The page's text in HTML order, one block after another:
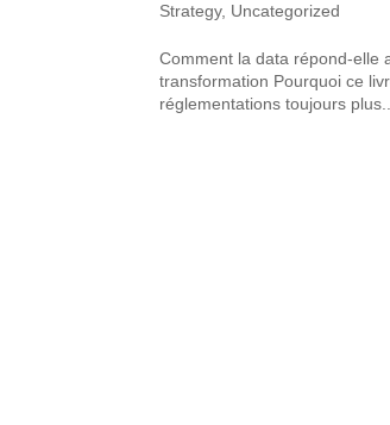
Strategy, Uncategorized
Comment la data répond-elle
transformation Pourquoi ce
réglementations toujours